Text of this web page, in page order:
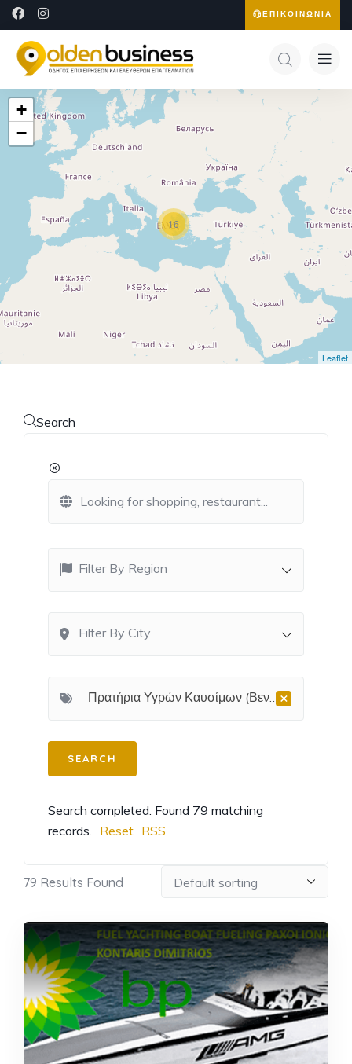
ΕΠΙΚΟΙΝΩΝΙΑ
16
+
−
Leaflet
Search
Filter By Region
Filter By City
×
Πρατήρια Υγρών Καυσίμων (Βενζινάδικα)
Search completed. Found 79 matching
records.
Reset RSS
79 Results Found